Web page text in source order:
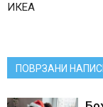
ИКЕА
ПОВРЗАНИ